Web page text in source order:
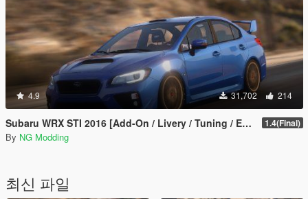
4.9 31,702 214
Subaru WRX STI 2016 [Add-On / Livery / Tuning / Extras ] 1.4(Final)
By NG Modding
최신 파일